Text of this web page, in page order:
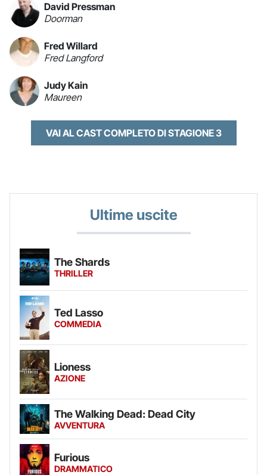
David Pressman
Doorman
Fred Willard
Fred Langford
Judy Kain
Maureen
VAI AL CAST COMPLETO DI STAGIONE 3
Ultime uscite
The Shards
THRILLER
Ted Lasso
COMMEDIA
Lioness
AZIONE
The Walking Dead: Dead City
AVVENTURA
Furious
DRAMMATICO